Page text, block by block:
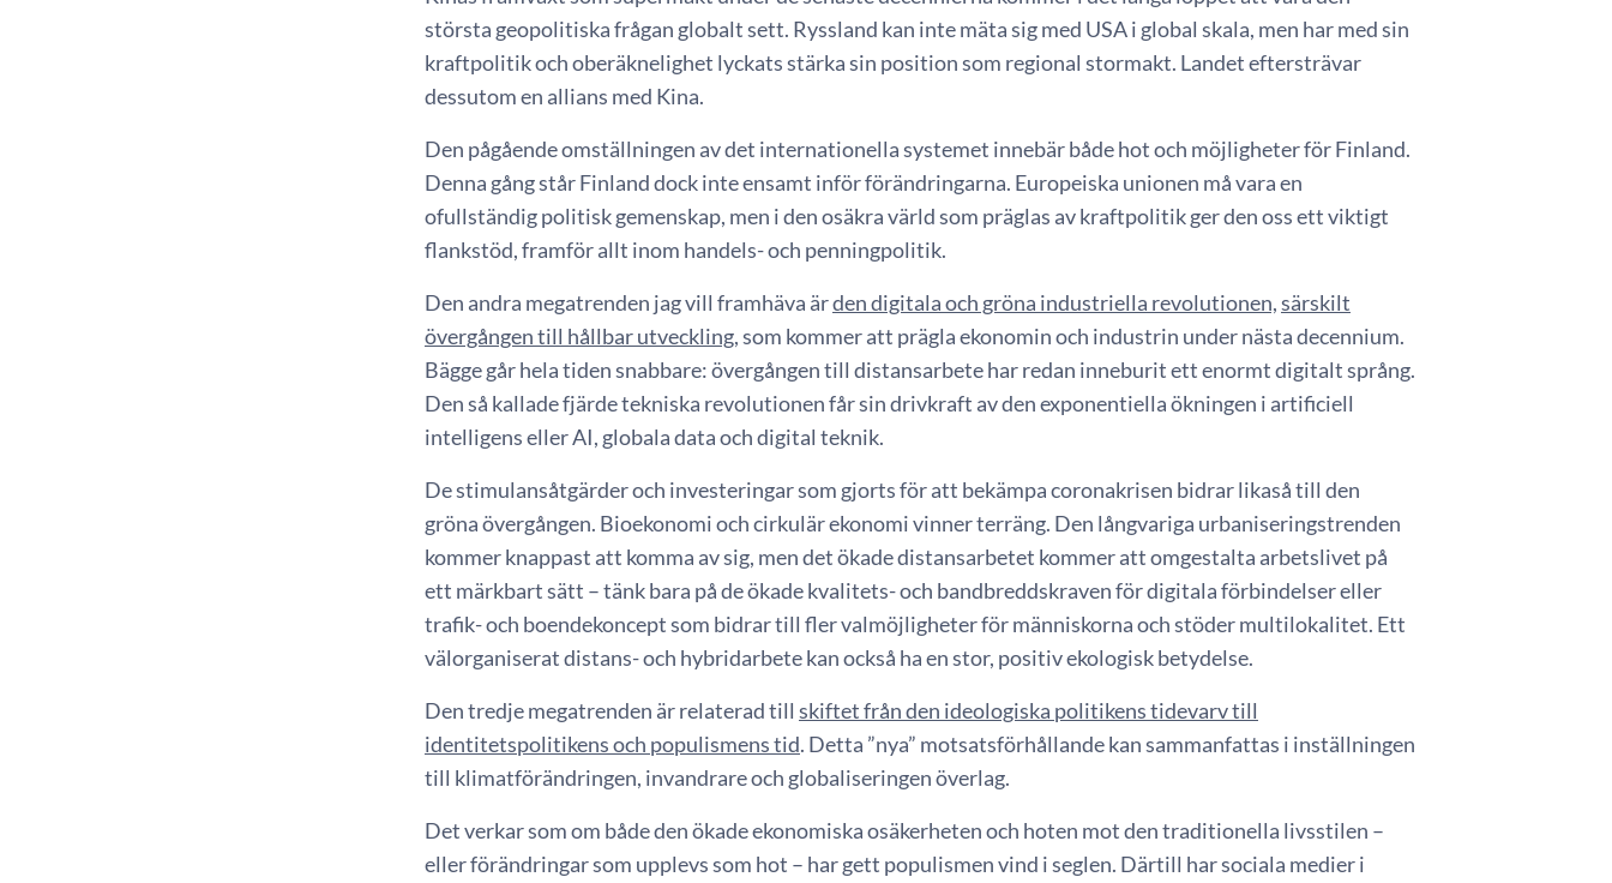
största geopolitiska frågan globalt sett. Ryssland kan inte mäta sig med USA i global skala, men har med sin
kraftpolitik och oberäknelighet lyckats stärka sin position som regional stormakt. Landet eftersträvar
dessutom en allians med Kina.
Den pågående omställningen av det internationella systemet innebär både hot och möjligheter för Finland.
Denna gång står Finland dock inte ensamt inför förändringarna. Europeiska unionen må vara en
ofullständig politisk gemenskap, men i den osäkra värld som präglas av kraftpolitik ger den oss ett viktigt
flankstöd, framför allt inom handels- och penningpolitik.
Den andra megatrenden jag vill framhäva ärden digitala och gröna industriella revolutionen,särskilt
övergången till hållbar utveckling, som kommer att prägla ekonomin och industrin under nästa decennium.
Bägge går hela tiden snabbare: övergången till distansarbete har redan inneburit ett enormt digitalt språng.
Den så kallade fjärde tekniska revolutionen får sin drivkraft av den exponentiella ökningen i artificiell
intelligens eller AI, globala data och digital teknik.
De stimulansåtgärder och investeringar som gjorts för att bekämpa coronakrisen bidrar likaså till den
gröna övergången. Bioekonomi och cirkulär ekonomi vinner terräng. Den långvariga urbaniseringstrenden
kommer knappast att komma av sig, men det ökade distansarbetet kommer att omgestalta arbetslivet på
ett märkbart sätt – tänk bara på de ökade kvalitets- och bandbreddskraven för digitala förbindelser eller
trafik- och boendekoncept som bidrar till fler valmöjligheter för människorna och stöder multilokalitet. Ett
välorganiserat distans- och hybridarbete kan också ha en stor, positiv ekologisk betydelse.
Den tredje megatrenden är relaterad till skiftet från den ideologiska politikens tidevarv till
identitetspolitikens och populismens tid. Detta ”nya” motsatsförhållande kan sammanfattas i inställningen
till klimatförändringen, invandrare och globaliseringen överlag.
Det verkar som om både den ökade ekonomiska osäkerheten och hoten mot den traditionella livsstilen –
eller förändringar som upplevs som hot – har gett populismen vind i seglen. Därtill har sociala medier i